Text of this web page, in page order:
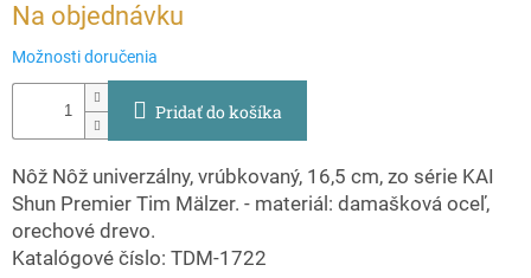
cena:
Na objednávku
Možnosti doručenia
Pridať do košíka
Nôž Nôž univerzálny, vrúbkovaný, 16,5 cm, zo série KAI
Shun Premier Tim Mälzer. - materiál: damašková oceľ,
orechové drevo.
Katalógové číslo: TDM-1722